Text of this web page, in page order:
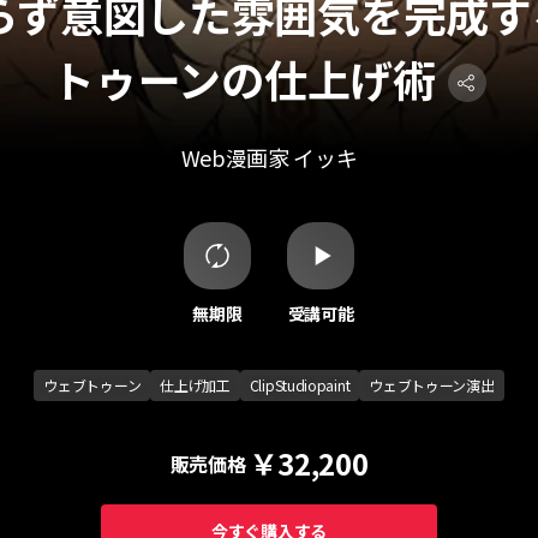
ず意図した雰囲気を完成
トゥーンの仕上げ術
Web漫画家 イッキ
無期限 受講可能
ウェブトゥーン 仕上げ加工 ClipStudiopaint ウェブトゥーン演出
販売価格 ￥32,200
今すぐ購入する